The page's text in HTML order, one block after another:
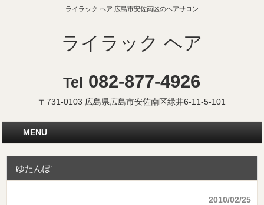
ライラック ヘア 広島市安佐南区のヘアサロン
ライラック ヘア
Tel 082-877-4926
〒731-0103 広島県広島市安佐南区緑井6-11-5-101
MENU
ゆたんぽ
2010/02/25